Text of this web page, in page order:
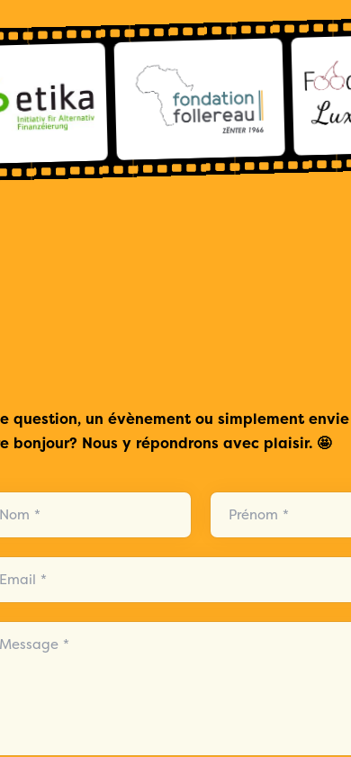
question, un évènement ou simplement
bonjour? Nous y répondrons avec plaisir. 🤩
Nom * Prénom *
Email *
Message *